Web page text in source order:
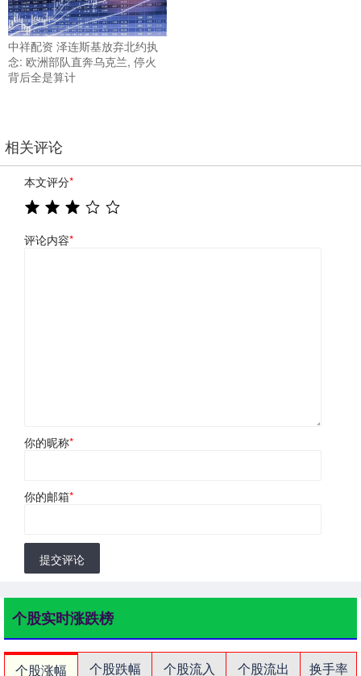
中祥配资 泽连斯基放弃北约执
念: 欧洲部队直奔乌克兰, 停火
背后全是算计
相关评论
本文评分*
评论内容*
你的昵称*
你的邮箱*
提交评论
个股实时涨跌榜
个股涨幅 个股跌幅 个股流入 个股流出
换手率